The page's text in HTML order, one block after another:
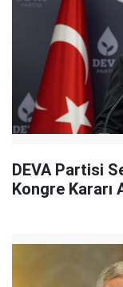
DEVA Partisi
Kongre Kararı